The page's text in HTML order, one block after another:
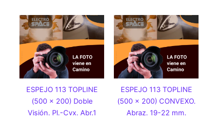
ESPEJO 113 TOPLINE
(500 x 200) Doble
Visión. Pl.-Cvx. Abr.1
ESPEJO 113 TOPLINE
(500 x 200) CONVEXO.
Abraz. 19-22 mm.